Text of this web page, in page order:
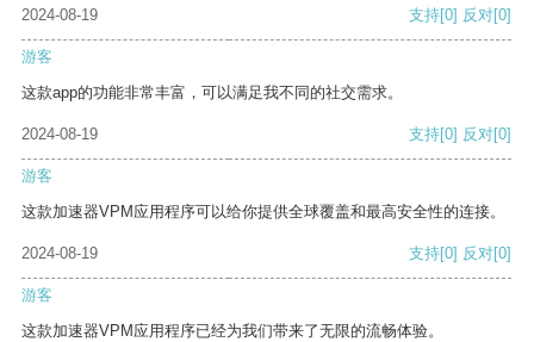
2024-08-19 支持[0] 反对[0]
游客
这款app的功能非常丰富，可以满足我不同的社交需求。
2024-08-19 支持[0] 反对[0]
游客
这款加速器VPM应用程序可以给你提供全球覆盖和最高安全性的连接。
2024-08-19 支持[0] 反对[0]
游客
这款加速器VPM应用程序已经为我们带来了无限的流畅体验。